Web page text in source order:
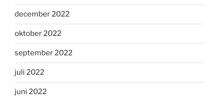
december 2022
oktober 2022
september 2022
juli 2022
juni 2022